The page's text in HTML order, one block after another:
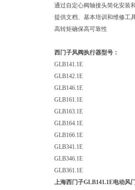
通过自定心阀轴接头简化安装
提供文档、基本培训和维修工
高转矩确保高可靠性
西门子风阀执行器型号：
GLB141.1E
GLB142.1E
GLB146.1E
GLB161.1E
GLB163.1E
GLB164.1E
GLB166.1E
GLB341.1E
GLB346.1E
GLB361.1E
上海西门子GLB141.1E电动风